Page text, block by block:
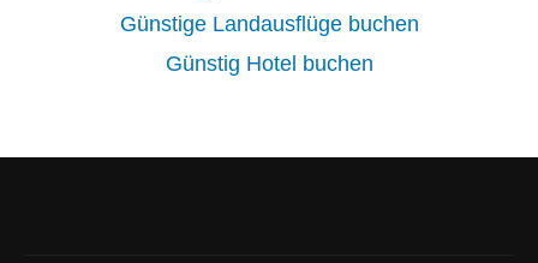
Günstige Landausflüge buchen
Günstig Hotel buchen